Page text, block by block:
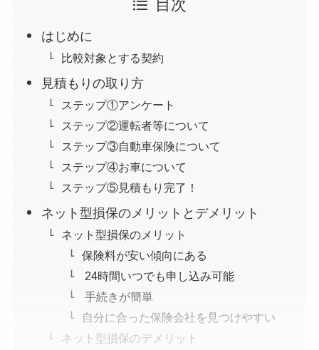
目次
はじめに
比較対象とする契約
見積もりの取り方
ステップ①アンケート
ステップ②運転者等について
ステップ③自動車保険について
ステップ④お車について
ステップ⑤見積もり完了！
ネット型損保のメリットとデメリット
ネット型損保のメリット
保険料が安い傾向にある
24時間いつでも申し込み可能
手続きが簡単
自分に合った保険会社を見つけやすい
ネット型損保のデメリット